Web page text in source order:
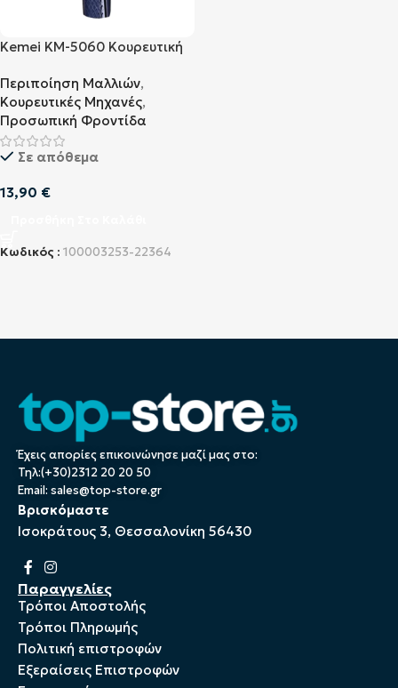
Kemei KM-5060 Κουρευτική
Περιποίηση Μαλλιών,
Κουρευτικές Μηχανές,
Προσωπική Φροντίδα
Σε απόθεμα
13,90 €
Κωδικός : 100003253-22364
Έχεις απορίες επικοινώνησε μαζί μας στο:
Τηλ:(+30)2312 20 20 50
Email: sales@top-store.gr
Βρισκόμαστε
Ισοκράτους 3, Θεσσαλονίκη 56430
Παραγγελίες
Τρόποι Αποστολής
Τρόποι Πληρωμής
Πολιτική επιστροφών
Εξεραίσεις Επιστροφών